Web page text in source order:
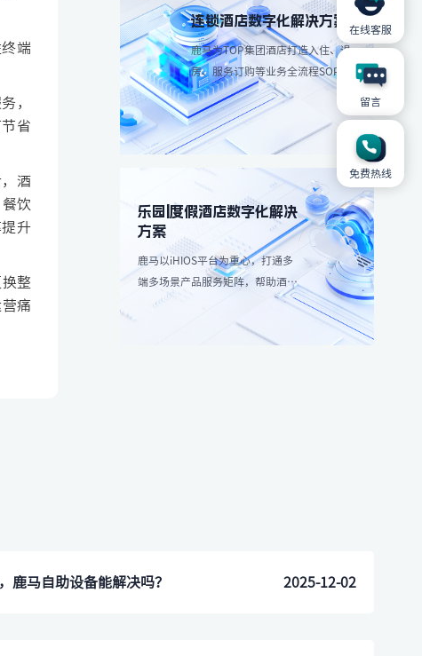
端
，
省
酒
饮
升
整
痛
连锁酒店数字化解决方案
鹿马为TOP集团酒店打造入住、退
房、服务订购等业务全流程SOP解
决方案，简化操作流程、减少人工
成本。
乐园|度假酒店数字化解决
方案
鹿马以iHIOS平台为重心，打通多
端多场景产品服务矩阵，帮助酒店
减轻高峰团客分流，带来更愉悦服
鹿马自助设备能解决吗？ 2025-12-02
在线客服
留言
免费热线